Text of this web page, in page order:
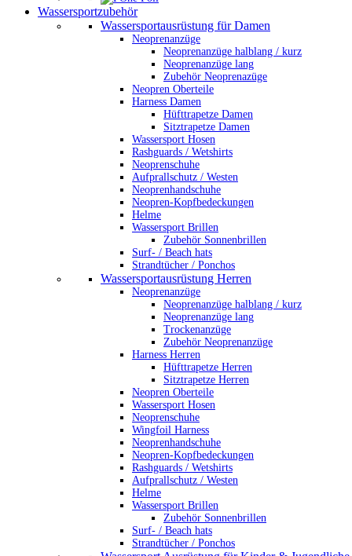
Wassersportzubehör
Wassersportausrüstung für Damen
Neoprenanzüge
Neoprenanzüge halblang / kurz
Neoprenanzüge lang
Zubehör Neoprenazüge
Neopren Oberteile
Harness Damen
Hüfttrapetze Damen
Sitztrapetze Damen
Wassersport Hosen
Rashguards / Wetshirts
Neoprenschuhe
Aufprallschutz / Westen
Neoprenhandschuhe
Neopren-Kopfbedeckungen
Helme
Wassersport Brillen
Zubehör Sonnenbrillen
Surf- / Beach hats
Strandtücher / Ponchos
Wassersportausrüstung Herren
Neoprenanzüge
Neoprenanzüge halblang / kurz
Neoprenanzüge lang
Trockenanzüge
Zubehör Neoprenanzüge
Harness Herren
Hüfttrapetze Herren
Sitztrapetze Herren
Neopren Oberteile
Wassersport Hosen
Neoprenschuhe
Wingfoil Harness
Neoprenhandschuhe
Neopren-Kopfbedeckungen
Rashguards / Wetshirts
Aufprallschutz / Westen
Helme
Wassersport Brillen
Zubehör Sonnenbrillen
Surf- / Beach hats
Strandtücher / Ponchos